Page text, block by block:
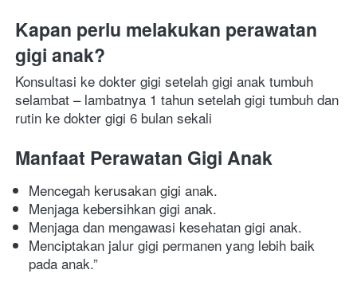
Kapan perlu melakukan perawatan
gigi anak?
Konsultasi ke dokter gigi setelah gigi anak tumbuh
selambat – lambatnya 1 tahun setelah gigi tumbuh dan
rutin ke dokter gigi 6 bulan sekali
Manfaat Perawatan Gigi Anak
Mencegah kerusakan gigi anak.
Menjaga kebersihkan gigi anak.
Menjaga dan mengawasi kesehatan gigi anak.
Menciptakan jalur gigi permanen yang lebih baik
pada anak.”